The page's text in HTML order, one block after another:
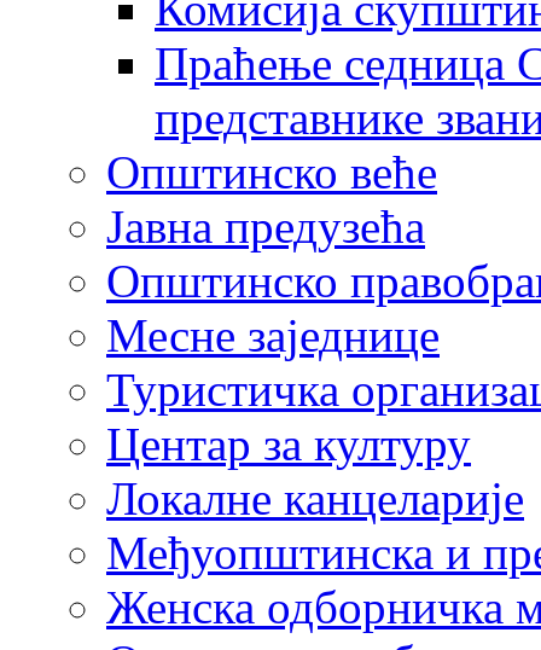
Праћење седница
представнике
Општинско веће
Јавна предузећа
Општинско
Месне заједнице
Туристичка
Центaр за културу
Локалне канцеларије
Међуопштинска и
Женска одборничка